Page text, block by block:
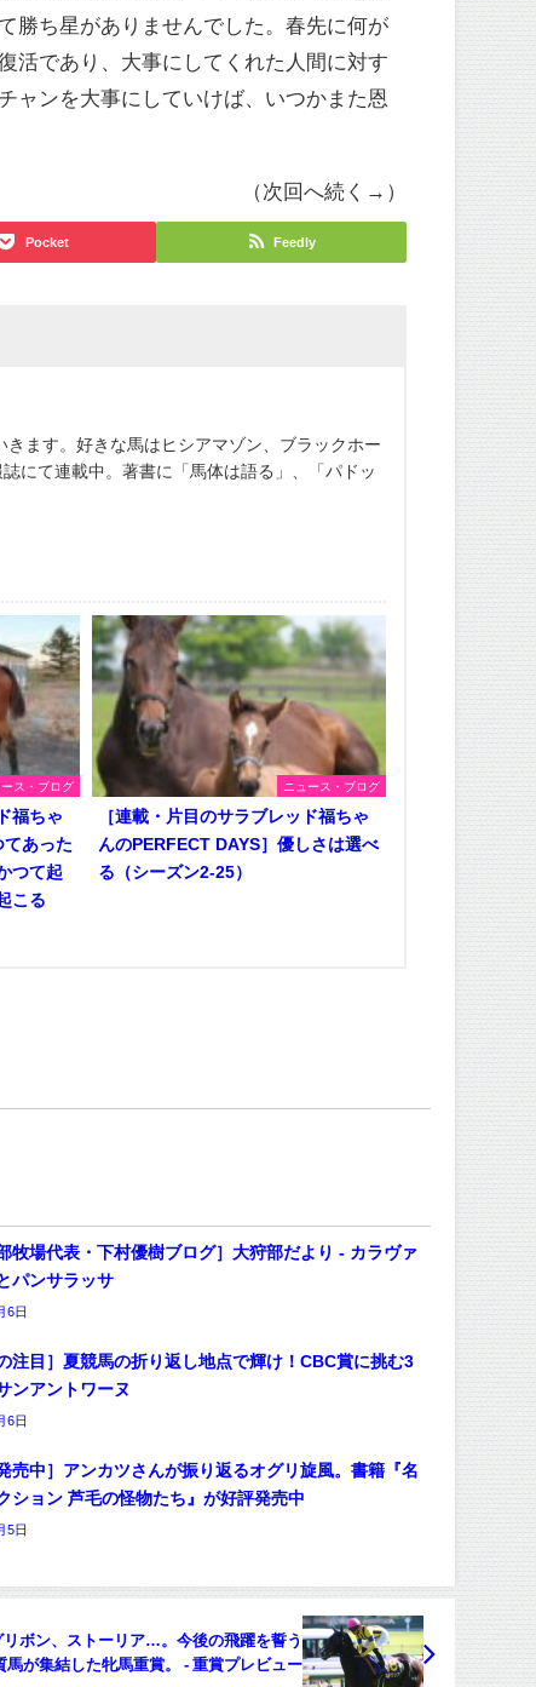
勝ち星がありませんでした。春先に何が
活であり、大事にしてくれた人間に対す
ャンを大事にしていけば、いつかまた恩
（次回へ続く→）
Pocket Feedly
ます。好きな馬はヒシアマゾン、ブラックホー
にて連載中。著書に「馬体は語る」、「パドッ
ース・ブログ
福ちゃ
てあった
つて起
こる
ニュース・ブログ
［連載・片目のサラブレッド福ちゃ
んのPERFECT DAYS］優しさは選べ
る（シーズン2-25）
牧場代表・下村優樹ブログ］大狩部だより - カラヴァ
パンサラッサ
6日
注目］夏競馬の折り返し地点で輝け！CBC賞に挑む3
ンアントワーヌ
6日
売中］アンカツさんが振り返るオグリ旋風。書籍『名
ション 芦毛の怪物たち』が好評発売中
5日
リボン、ストーリア…。今後の飛躍を誓う
馬が集結した牝馬重賞。 - 重賞プレビュー